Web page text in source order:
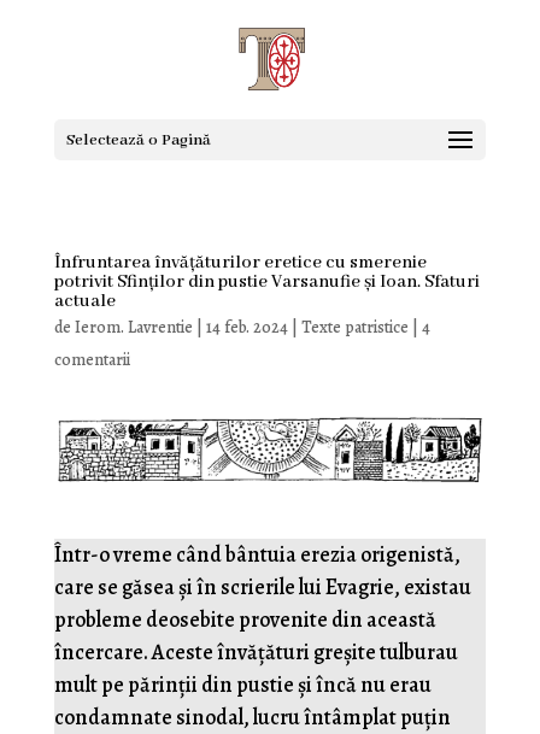
Selectează o Pagină
Înfruntarea învățăturilor eretice cu smerenie
potrivit Sfinților din pustie Varsanufie și Ioan. Sfaturi
actuale
de Ierom. Lavrentie 14 feb. 2024| Texte patristice
4
comentarii
Într-o vreme când bântuia erezia origenistă,
care se găsea și în scrierile lui Evagrie, existau
probleme deosebite provenite din această
încercare. Aceste învățături greșite tulburau
mult pe părinții din pustie și încă nu erau
condamnate sinodal, lucru întâmplat puțin